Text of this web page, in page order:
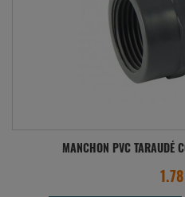
MANCHON PVC TARAUDÉ